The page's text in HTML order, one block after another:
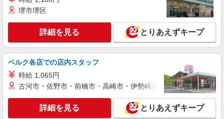
キープ
派遣社員
株式会社シエロ
スマホ携帯販売【ソフトバンク】
時給1600円〜 ※別途インセンティブ、職能評
価制度あり ※残業代支給 ★交通費別途支給（規定
社祝い金10万円支給(規定有) お友達を紹介頂くと,
可能（規程有）★ ゜・。○。・゜+゜・。○。・゜
+゜
キープ 詳細を見る
堺市堺区
詳細を見る とりあえずキープ
ベルク各店での店内スタッフ
時給 1,065円
古河市・佐野市・前橋市・高崎市・伊勢崎市・太田市・館林市
詳細を見る とりあえずキープ